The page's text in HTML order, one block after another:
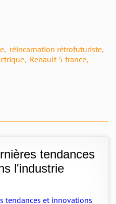
réincarnation rétrofuturiste
Renault 5 france
tendances
l'industrie